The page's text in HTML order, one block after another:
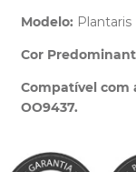
Modelo: Plantaris
Cor
Compatível com
OO9437.